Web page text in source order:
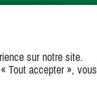
sur notre site.
Tout accepter », vous